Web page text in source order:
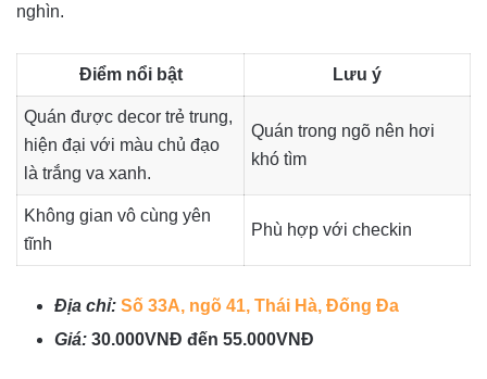
nghìn.
Điểm nổi bật Lưu ý
Quán được decor trẻ trung,
hiện đại với màu chủ đạo
là trắng va xanh.
Quán trong ngõ nên hơi
khó tìm
Không gian vô cùng yên
tĩnh
Phù hợp với checkin
Địa chỉ: Số 33A, ngõ 41, Thái Hà, Đống Đa
Giá: 30.000VNĐ đến 55.000VNĐ